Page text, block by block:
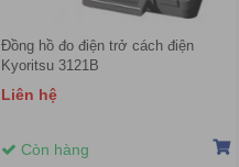
Đồng hồ đo điện trở cách điện
Kyoritsu 3121B
Liên hệ
Còn hàng